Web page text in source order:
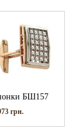
БШ157
грн.